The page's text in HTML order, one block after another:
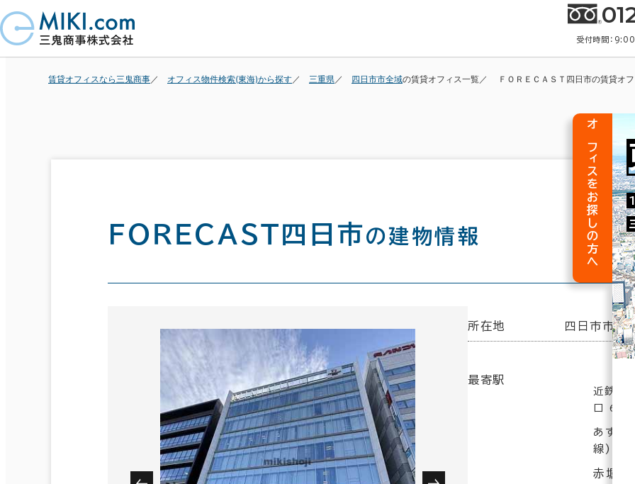
受付時間：
賃貸オフィスなら三鬼商事 オフィス物件検索(東海)から探す 三重県 四日市市全域の賃貸オフィス一覧 ＦＯＲＥＣＡＳＴ四日市の賃貸オ
ＦＯＲＥＣＡＳＴ四日市の建物情報
所在地 四日市市
最寄駅
近鉄四
口 6分
あすな
線) 6
赤堀駅
オフィスをお探しの方へ